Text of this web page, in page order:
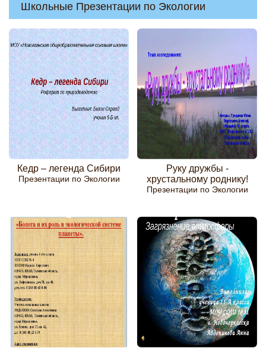
Школьные Презентации по Экологии
Кедр – легенда Сибири
Презентации по Экологии
Руку дружбы -
хрустальному роднику!
Презентации по Экологии